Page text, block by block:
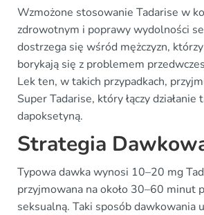
Wzmożone stosowanie Tadarise w
zdrowotnym i poprawy wydolności
dostrzega się wśród mężczyzn,
borykają się z problemem
Lek ten, w takich przypadkach,
Super Tadarise, który łączy działanie
dapoksetyną.
Strategia
Typowa dawka wynosi 10–20 mg
przyjmowana na około 30–60 minut
seksualną. Taki sposób dawkowania